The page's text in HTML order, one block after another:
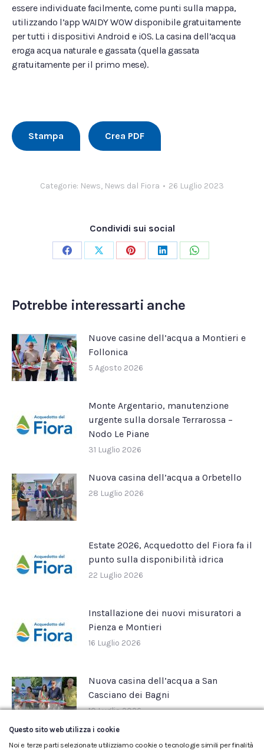
essere individuate facilmente, come punti sulla mappa,
utilizzando l’app WAIDY WOW disponibile gratuitamente
per tutti i dispositivi Android e iOS. La casina dell’acqua
eroga acqua naturale e gassata (quella gassata
gratuitamente per il primo mese).
Stampa Crea PDF
Categorie: News, News dal Fiora 26 Luglio 2023
Condividi sui social
CondividiCondividiCondividiCondividiCondividi
Potrebbe interessarti anche
Nuove casine dell’acqua a Montieri e
Follonica
5 Agosto 2026
Monte Argentario, manutenzione
urgente sulla dorsale Terrarossa –
Nodo Le Piane
31 Luglio 2026
Nuova casina dell’acqua a Orbetello
28 Luglio 2026
Estate 2026, Acquedotto del Fiora fa il
punto sulla disponibilità idrica
22 Luglio 2026
Installazione dei nuovi misuratori a
Pienza e Montieri
16 Luglio 2026
Nuova casina dell’acqua a San
Casciano dei Bagni
10 Luglio 2026
Questo sito web utilizza i cookie
Noi e terze parti selezionate utilizziamo cookie o tecnologie simili per finalità